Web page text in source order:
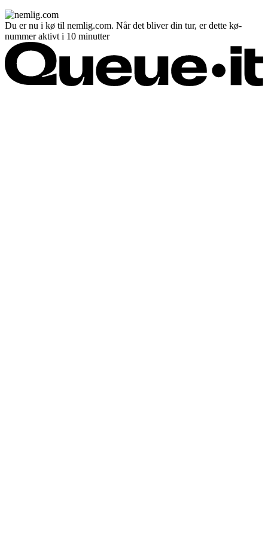
Du er nu i kø til nemlig.com. Når det bliver din tur, er dette kø-
nummer aktivt i 10 minutter